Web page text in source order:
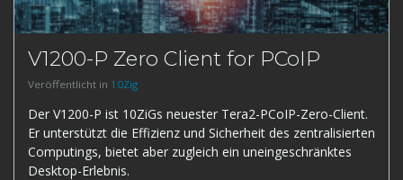
V1200-P Zero Client for PCoIP
Veröffentlicht in 10Zig
Der V1200-P ist 10ZiGs neuester Tera2-PCoIP-Zero-Client.
Er unterstützt die Effizienz und Sicherheit des zentralisierten
Computings, bietet aber zugleich ein uneingeschränktes
Desktop-Erlebnis.